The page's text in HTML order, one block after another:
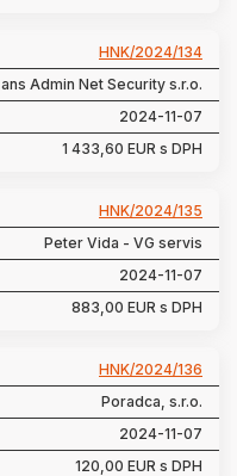
HNK/2024/134
ans Admin Net Security s.r.o.
2024-11-07
1 433,60 EUR s DPH
HNK/2024/135
Peter Vida - VG servis
2024-11-07
883,00 EUR s DPH
HNK/2024/136
Poradca, s.r.o.
2024-11-07
120,00 EUR s DPH